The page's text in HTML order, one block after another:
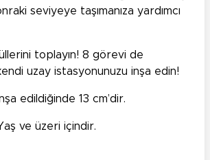
seviyeye taşımanıza yardımcı
toplayın! 8 görevi de
uzay istasyonunuzu inşa edin!
edildiğinde 13 cm’dir.
ve üzeri içindir.